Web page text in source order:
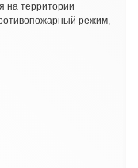
на территории
режим,